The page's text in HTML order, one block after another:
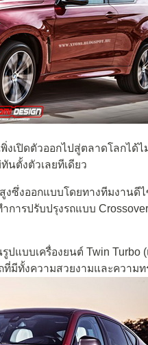
พิ่งเปิดตัวออกไปสู่ตลาดโลกได้
ตั้งตัวเลยทีเดียว
ซึ่งออกแบบโดยทางทีมงานดี
ำการปรับปรุงรถแบบ
ปแบบเครื่องยนต์ Twin Turbo
ที่มีทั้งความสวยงามและความ